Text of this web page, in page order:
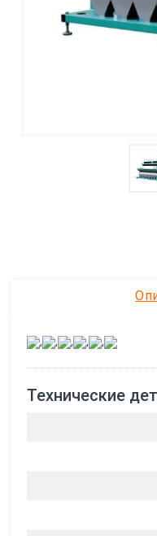
, , , , ,
Технические